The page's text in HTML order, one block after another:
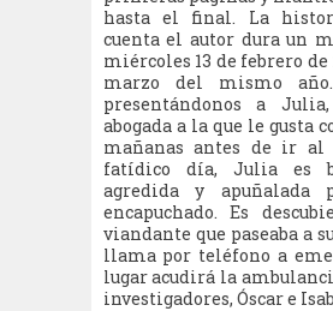
hasta el final. La
cuenta el autor dura un
miércoles 13 de febrero de
marzo del mismo
presentándonos a
abogada a la que le gusta
mañanas antes de ir al
fatídico día, Julia es
agredida y apuñalada
encapuchado. Es
viandante que paseaba a
llama por teléfono a
lugar acudirá la
investigadores, Óscar e